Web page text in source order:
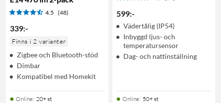
4.5 (48)
339:-
Finns i 2 varianter
Zigbee och Bluetooth-stöd
Dimbar
Kompatibel med Homekit
Online: 20+ st
599:-
Vädertålig (IP54)
Inbyggd ljus- och
temperatursensor
Dag- och nattinställning
Online: 50+ st